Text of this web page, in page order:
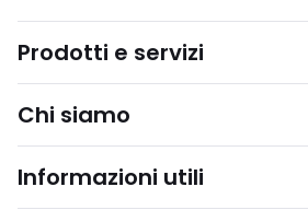
Prodotti e servizi
Chi siamo
Informazioni utili